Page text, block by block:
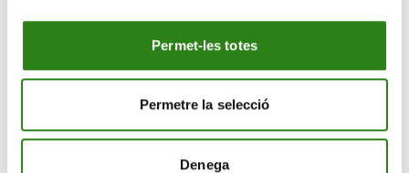
Permet-les totes
Permetre la selecció
Denega
El missatge d’aquests actes no és només per a
Veneçuela, sinó per a tota la regió de Llatinoamèrica.
operació podem començar per Cuba, que depèn en
gran manera d’aquest petroli de Veneçuela. Però
potser l’efecte més important a la zona és que les